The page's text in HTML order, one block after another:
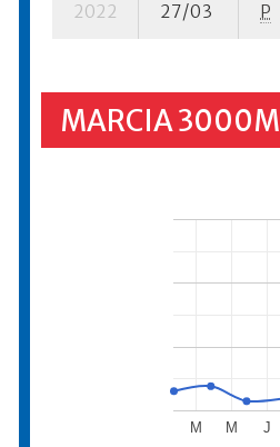
2022 27/03 P
MARCIA 3000M
M M J